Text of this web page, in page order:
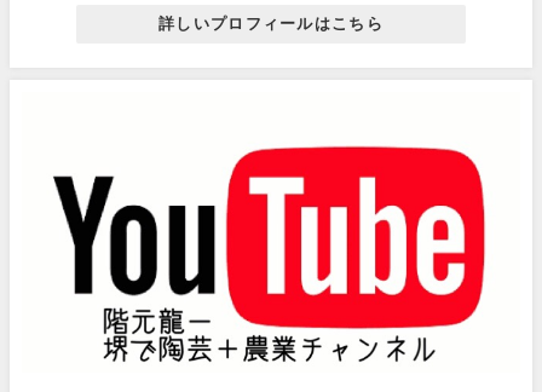
詳しいプロフィールはこちら